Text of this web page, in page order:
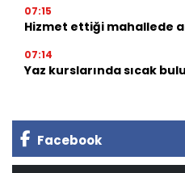
07:15
Hizmet ettiği mahallede
07:14
Yaz kurslarında sıcak
Facebook